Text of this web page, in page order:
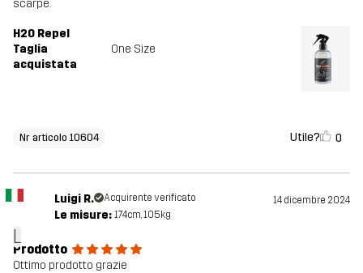
scarpe.
H2O Repel
Taglia
acquistata
One Size
Nr articolo 10604 Utile? 0
L
Luigi R. Acquirente verificato 14 dicembre 2024
Le misure: 174cm, 105kg
Prodotto
Ottimo prodotto grazie